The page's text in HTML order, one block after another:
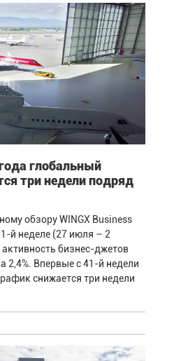
глобальный
три недели подряд
обзору WINGX Business
й неделе (27 июля – 2
активность бизнес-джетов
2,4%. Впервые с 41-й недели
снижается три недели